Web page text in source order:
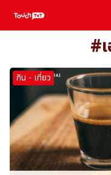
#
กิน - เที่ยว